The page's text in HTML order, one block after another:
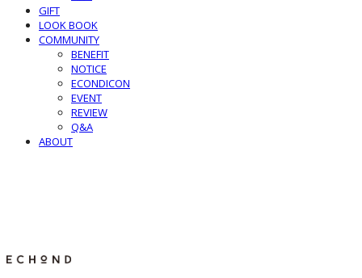
GIFT
LOOK BOOK
COMMUNITY
BENEFIT
NOTICE
ECONDICON
EVENT
REVIEW
Q&A
ABOUT